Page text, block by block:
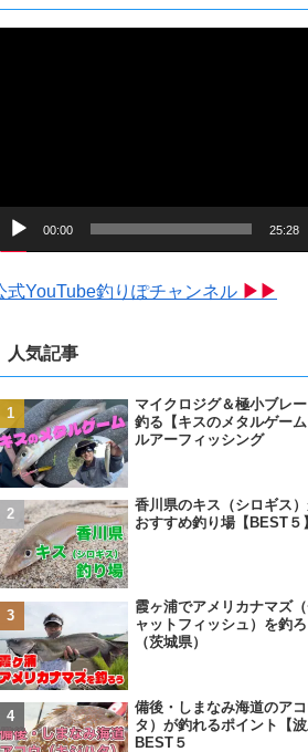
00:00 25:28
式YouTube釣りぽチャンネル ▶▶
人気記事
マイクロジグ＆極小ブレ
釣る【キスのメタルゲー
ルアーフィッシング
香川県のキス（シロギス
おすすめ釣り場【BEST５】
霞ヶ浦でアメリカナマズ
ャットフィッシュ）を釣
（茨城県）
備後・しまなみ海道のア
タ）が釣れるポイント【波
BEST５